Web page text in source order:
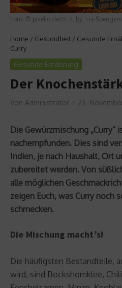
Foto: © pixelio.de/R_K_by_H-J-
Home / Gesundheit / Gesunde
Curry
Gesunde Ernährung
Der
Von Administrator 23.
Die Gewürzmischung „Curry“
nachempfunden. Dies sind
Indien, je nach Haushalt, Ort
zubereitet werden. Von
alle möglichen
zeigen Euch, was Curry noch
schmecken.
Die Mischung macht’s!
Die häufigsten Bestandteile,
wird, sind Bockshornklee,